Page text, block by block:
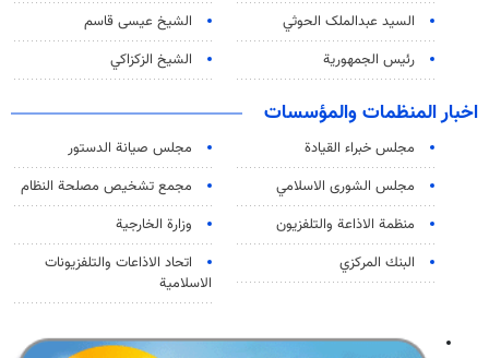
السید عبدالملک الحوثي
الشيخ عيسى قاسم
رئيس الجمهورية
الشيخ الزكزاكي
اخبار المنظمات والمؤسسات
مجلس خبراء القيادة
مجلس صيانة الدستور
مجلس الشورى الاسلامي
مجمع تشخيص مصلحة النظام
منظمة الاذاعة والتلفزیون
وزارة الخارجية
البنك المركزي
اتحاد الاذاعات والتلفزيونات
الاسلامية